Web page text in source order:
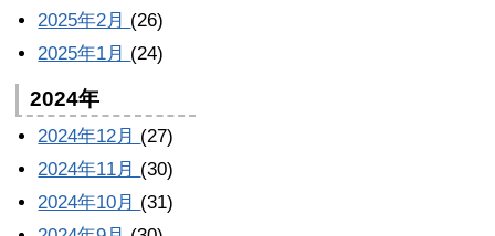
2025年2月 (26)
2025年1月 (24)
2024年
2024年12月 (27)
2024年11月 (30)
2024年10月 (31)